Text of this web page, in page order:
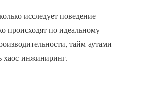
исследует поведение
происходят по идеальному
тайм-аутами
хаос-инжиниринг.